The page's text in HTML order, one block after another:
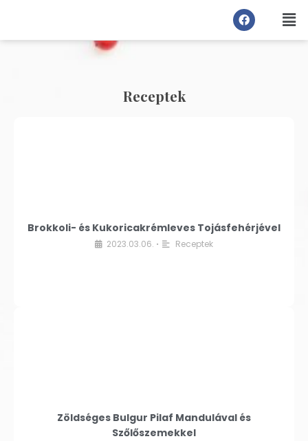
Receptek
Brokkoli- és Kukoricakrémleves Tojásfehérjével
2023.03.06. • Receptek
Zöldséges Bulgur Pilaf Mandulával és
Szőlőszemekkel